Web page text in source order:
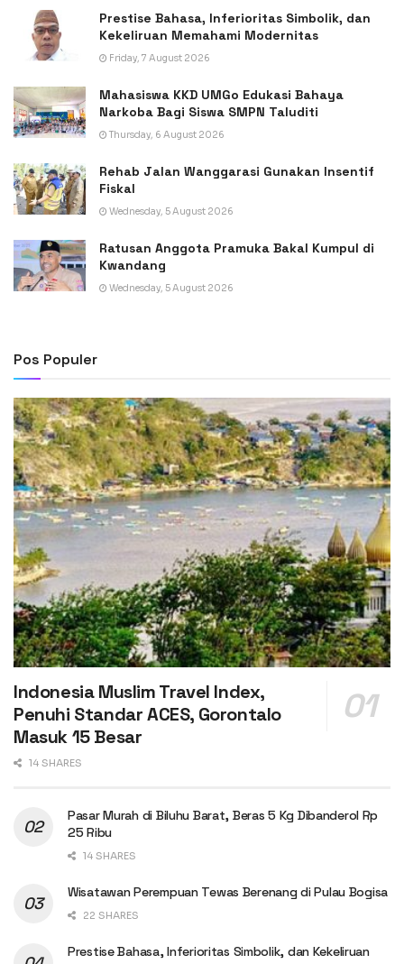
Prestise Bahasa, Inferioritas Simbolik, dan
Kekeliruan Memahami Modernitas
Friday, 7 August 2026
Mahasiswa KKD UMGo Edukasi Bahaya
Narkoba Bagi Siswa SMPN Taluditi
Thursday, 6 August 2026
Rehab Jalan Wanggarasi Gunakan Insentif
Fiskal
Wednesday, 5 August 2026
Ratusan Anggota Pramuka Bakal Kumpul di
Kwandang
Wednesday, 5 August 2026
Pos Populer
Indonesia Muslim Travel Index,
Penuhi Standar ACES, Gorontalo
Masuk 15 Besar
14 SHARES
Pasar Murah di Biluhu Barat, Beras 5 Kg Dibanderol Rp
25 Ribu
14 SHARES
Wisatawan Perempuan Tewas Berenang di Pulau Bogisa
22 SHARES
Prestise Bahasa, Inferioritas Simbolik, dan Kekeliruan